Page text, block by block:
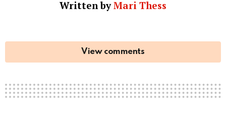
Written byMari Thess
View comments